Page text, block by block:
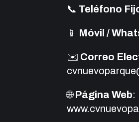
📞 Teléfono
📱 Móvil /
✉️ Correo
🌐 Página Web: